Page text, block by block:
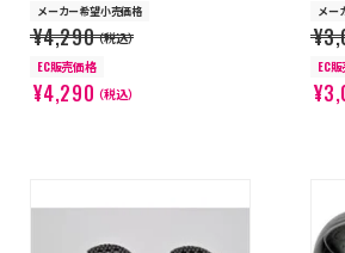
メーカー希望小売価格
¥4,290（税込）
EC販売価格
¥4,290（税込）
メー
EC